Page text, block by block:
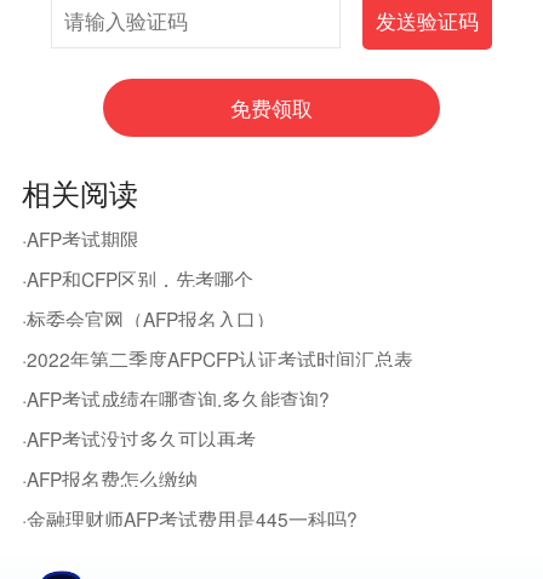
相关阅读
·AFP考试期限
·AFP和CFP区别，先考哪个
·标委会官网（AFP报名入口）
·2022年第二季度AFPCFP认证考试时间汇总表
·AFP考试成绩在哪查询,多久能查询?
·AFP考试没过多久可以再考
·AFP报名费怎么缴纳
·金融理财师AFP考试费用是445一科吗?